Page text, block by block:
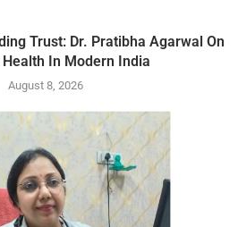
Trust: Dr. Pratibha Agarwal On
Health In Modern India
August 8, 2026